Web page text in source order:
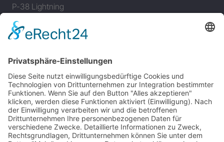
P-38 Lightning
P-51 Mustang
INFO
Über diese B-17 Webseite
Kontakt
Impressum
Datenschutzerklärung
B-17 Fan Store
Links